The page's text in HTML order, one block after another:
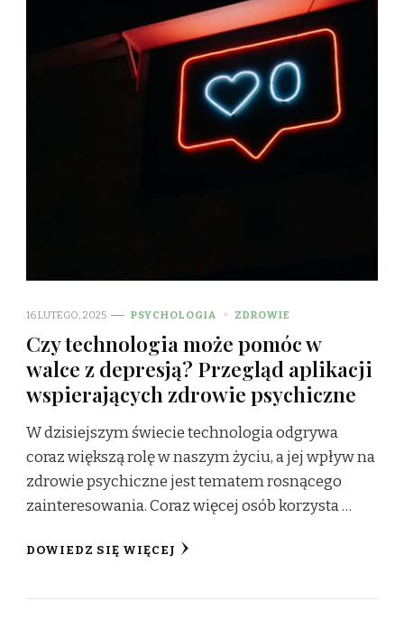
16 LUTEGO, 2025 PSYCHOLOGIA ZDROWIE
Czy technologia może pomóc w
walce z depresją? Przegląd aplikacji
wspierających zdrowie psychiczne
W dzisiejszym świecie technologia odgrywa
coraz większą rolę w naszym życiu, a jej wpływ na
zdrowie psychiczne jest tematem rosnącego
zainteresowania. Coraz więcej osób korzysta …
DOWIEDZ SIĘ WIĘCEJ